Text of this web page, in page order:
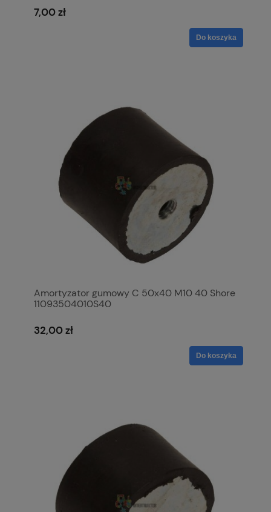
7,00 zł
Do koszyka
Amortyzator gumowy C 50x40 M10 40 Shore
11093504010S40
32,00 zł
Do koszyka